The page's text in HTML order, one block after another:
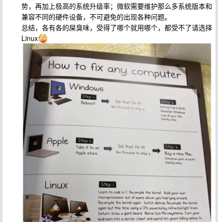
势，再加上极高的系统升级率；微软需要维护那么多系统版本和
兼容不同的硬件设备，不可避免的出现各种问题。
总结，各有各的屎臭味，受得了哪个就用哪个，都受不了请选择
Linux